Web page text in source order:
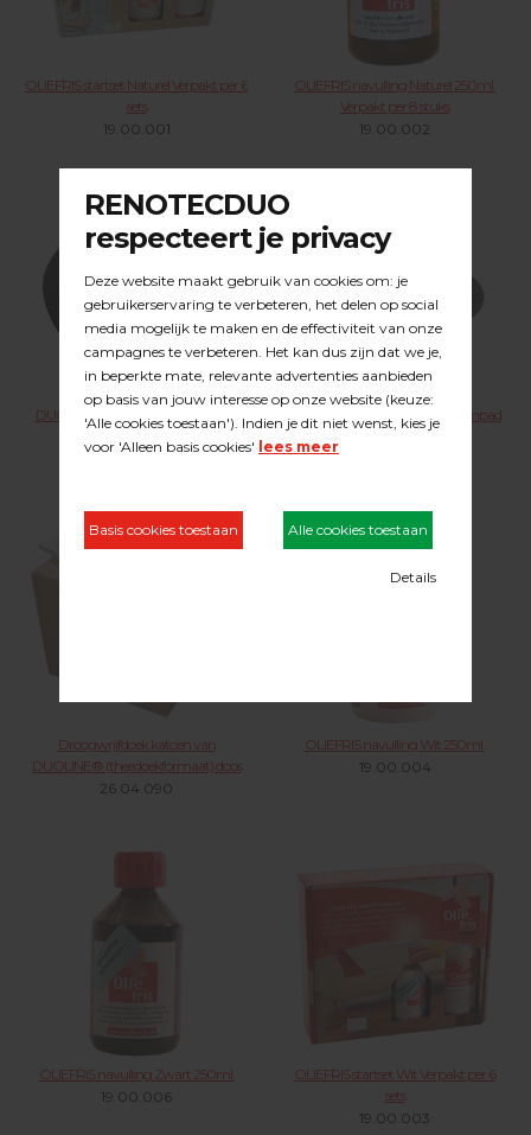
OLIEFRIS startset Naturel Verpakt per 6
sets
19.00.001
OLIEFRIS navulling Naturel 250ml.
Verpakt per 8 stuks
19.00.002
DUOLINE aandrijfschijf compleet Ø
DUOLINE Pennenrug met foampad
Ø 400 mm.
Droogwrijfdoek katoen van
DUOLINE® (theedoekformaat) doos
26.04.090
OLIEFRIS navulling Wit 250ml.
19.00.004
OLIEFRIS navulling Zwart 250ml.
19.00.006
OLIEFRIS startset Wit Verpakt per 6
sets
19.00.003